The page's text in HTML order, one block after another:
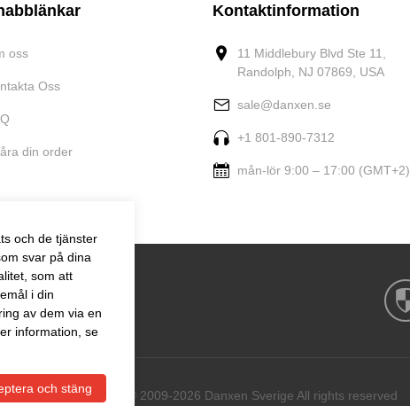
oss
Oss
din order
Kontaktinformation
11 Middlebury Blvd Ste 11,
Randolph, NJ 07869, USA
sale@danxen.se
+1 801-890-7312
mån-lör 9:00 – 17:00 (GMT+2).
Copyright © 2009-2026 Danxen Sverige All rights reserved
och de tjänster
svar på dina
som att
i din
av dem via en
information, se
och stäng